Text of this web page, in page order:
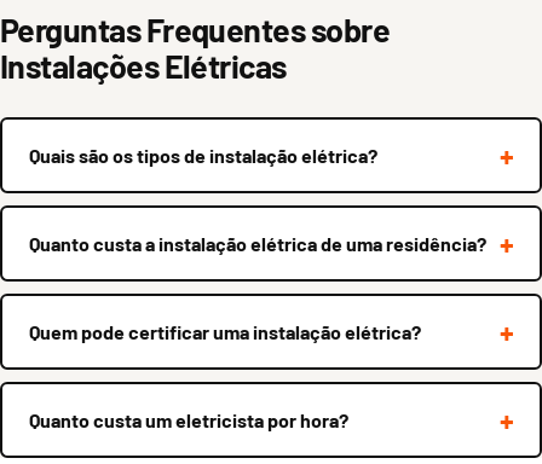
Perguntas Frequentes sobre
Instalações Elétricas
Quais são os tipos de instalação elétrica?
Quanto custa a instalação elétrica de uma residência?
Quem pode certificar uma instalação elétrica?
Quanto custa um eletricista por hora?